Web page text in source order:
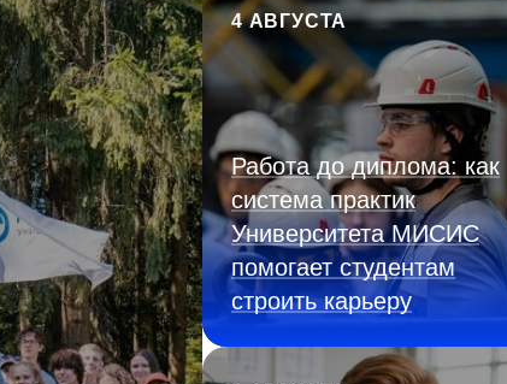
4 АВГУСТА
Работа до диплома: как
система практик
Университета МИСИС
помогает студентам
строить карьеру